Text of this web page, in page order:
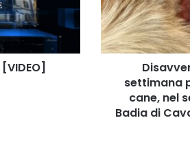
per
il
proprietario
di
cane,
sentiero
settimana
cane, nel
Badia di